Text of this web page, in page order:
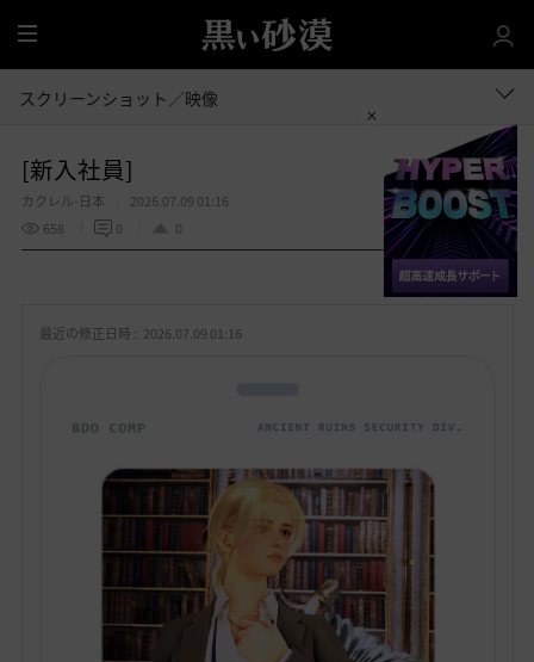
全
体
スクリーンショット／映像
[新入社員]
カクレル-日本
2026.07.09 01:16
658
0 0
お 共有する
最近の修正日時 : 2026.07.09 01:16